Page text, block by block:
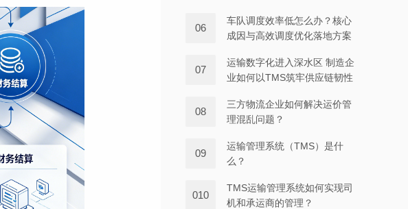
06
车队调度效率低怎么办？核心
成因与高效调度优化落地方案
07
运输数字化进入深水区 制造企
业如何以TMS筑牢供应链韧性
08
三方物流企业如何解决运价管
理混乱问题？
09
运输管理系统（TMS）是什
么？
010
TMS运输管理系统如何实现司
机和承运商的管理？